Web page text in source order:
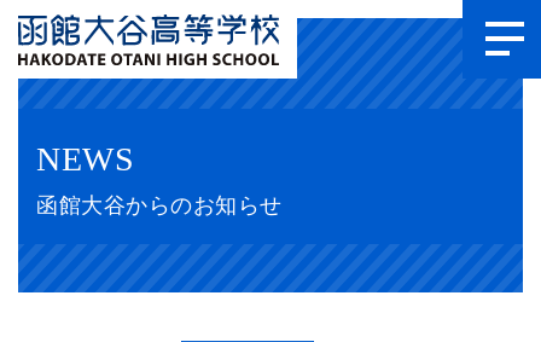
NEWS
函館大谷からのお知らせ